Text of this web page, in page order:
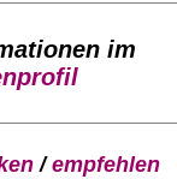
im
/empfehlen